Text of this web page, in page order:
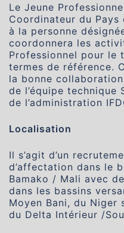
Le Jeune
Coordinateur du Pays
à la personne
coordonnera les
Professionnel pour le
termes de référence.
la bonne
de l’équipe technique
de l’administration
Localisation
Il s’agit d’un
d’affectation dans le
Bamako / Mali avec
dans les bassins
Moyen Bani, du Niger
du Delta Intérieur /